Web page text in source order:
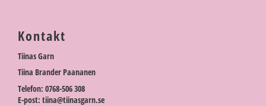
Kontakt
Tiinas Garn
Tiina Brander Paananen
Telefon: 0768-506 308
E-post: tiina@tiinasgarn.se